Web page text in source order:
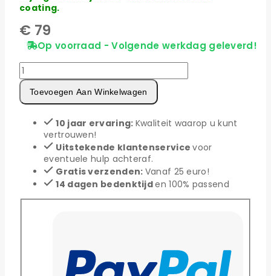
coating.
€ 79
Op voorraad - Volgende werkdag geleverd!
Robotmaaier
installatie
set
universeel
Klein
aantal
Toevoegen Aan Winkelwagen
10 jaar ervaring: Kwaliteit waarop u kunt
vertrouwen!
Uitstekende klantenservicevoor
eventuele hulp achteraf.
Gratis verzenden: Vanaf 25 euro!
14 dagen bedenktijden 100% passend